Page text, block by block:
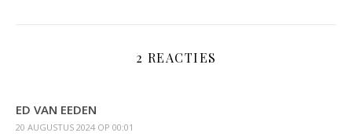
2 REACTIES
ED VAN EEDEN
20 AUGUSTUS 2024 OP 00:01